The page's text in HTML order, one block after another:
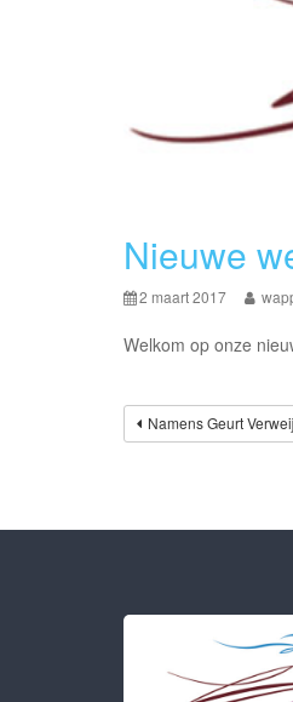
Nieuwe
2 maart 2017
Welkom op onze
Bericht
Namens Geurt